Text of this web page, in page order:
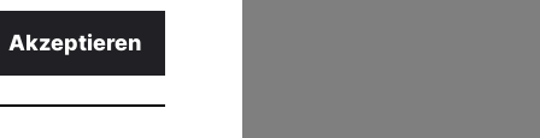
häufiger komplexe
Akzeptieren